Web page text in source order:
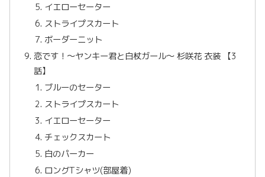
イエローセーター
ストライプスカート
ボーダーニット
恋です！〜ヤンキー君と白杖ガール〜 杉咲花 衣装 【3
話】
ブルーのセーター
ストライプスカート
イエローセーター
チェックスカート
白のパーカー
ロングTシャツ(部屋着)